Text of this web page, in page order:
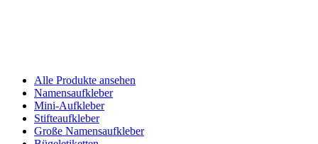
Alle Produkte ansehen
Namensaufkleber
Mini-Aufkleber
Stifteaufkleber
Große Namensaufkleber